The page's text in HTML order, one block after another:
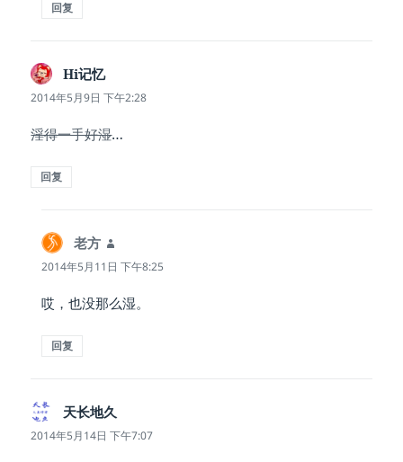
回复
Hi记忆说
道：
2014年5月9日 下午2:28
淫得一手好湿…
回复
老方
道：
2014年5月11日 下午8:25
哎，也没那么湿。
回复
天长地久
道：
2014年5月14日 下午7:07